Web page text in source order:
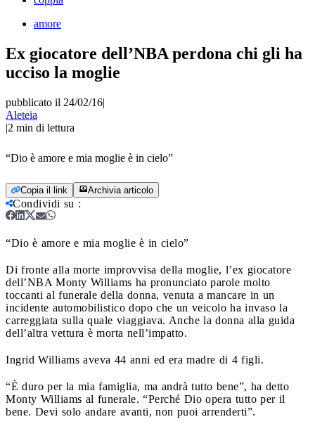
amore
Ex giocatore dell’NBA perdona chi gli ha
ucciso la moglie
pubblicato il 24/02/16|
Aleteia
|2 min di lettura
“Dio è amore e mia moglie è in cielo”
Copia il link Archivia articolo
Condividi su :
“Dio è amore e mia moglie è in cielo”
Di fronte alla morte improvvisa della moglie, l’ex giocatore
dell’NBA Monty Williams ha pronunciato parole molto
toccanti al funerale della donna, venuta a mancare in un
incidente automobilistico dopo che un veicolo ha invaso la
carreggiata sulla quale viaggiava. Anche la donna alla guida
dell’altra vettura è morta nell’impatto.
Ingrid Williams aveva 44 anni ed era madre di 4 figli.
“È duro per la mia famiglia, ma andrà tutto bene”, ha detto
Monty Williams al funerale. “Perché Dio opera tutto per il
bene. Devi solo andare avanti, non puoi arrenderti”.